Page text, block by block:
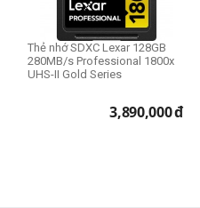
256GB
512GB
1TB
Tốc độ ghi (1)
Thẻ nhớ SDXC Lexar 128GB
280MB/s Professional 1800x
UHS-II Gold Series
3,890,000đ